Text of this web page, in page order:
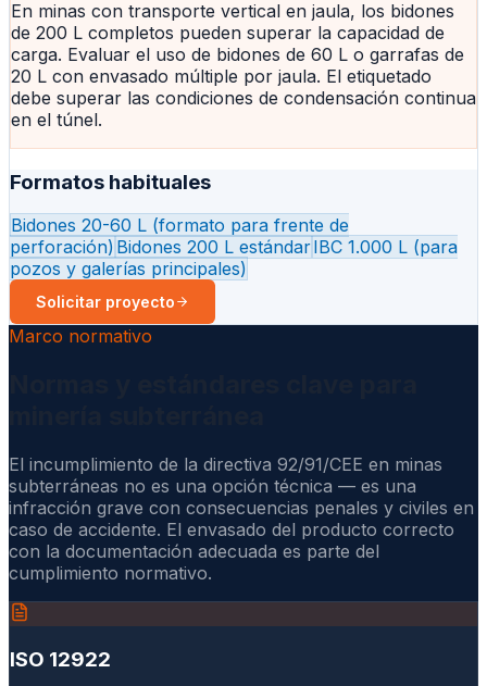
En minas con transporte vertical en jaula, los bidones
de 200 L completos pueden superar la capacidad de
carga. Evaluar el uso de bidones de 60 L o garrafas de
20 L con envasado múltiple por jaula. El etiquetado
debe superar las condiciones de condensación continua
en el túnel.
Formatos habituales
Bidones 20-60 L (formato para frente de
perforación) Bidones 200 L estándarIBC 1.000 L (para
pozos y galerías principales)
Solicitar proyecto
Marco normativo
El incumplimiento de la directiva 92/91/CEE en minas
subterráneas no es una opción técnica — es una
infracción grave con consecuencias penales y civiles en
caso de accidente. El envasado del producto correcto
con la documentación adecuada es parte del
cumplimiento normativo.
ISO 12922